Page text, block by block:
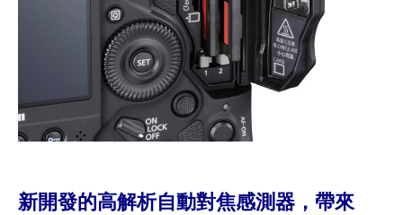
新開發的高解析自動對焦感測器，帶來